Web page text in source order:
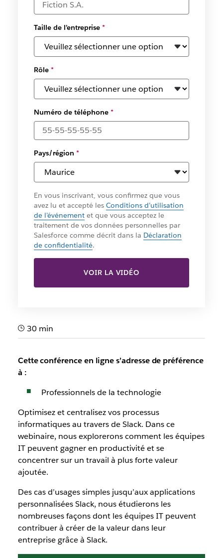
Taille de l’entreprise*
Rôle*
Numéro de téléphone*
Pays/région *
En vous inscrivant, vous confirmez que vous
avez lu et accepté les Conditions d’utilisation
de l’événementet que vous acceptez le
traitement de vos données personnelles par
Salesforce comme décrit dans la Déclaration
de confidentialité.
VOIR LA VIDÉO
30 min
Cette conférence en ligne s’adresse de préférence
à :
Professionnels de la technologie
Optimisez et centralisez vos processus
informatiques au travers de Slack. Dans ce
webinaire, nous explorerons comment les équipes
IT peuvent gagner en productivité et se
concentrer sur un travail à plus forte valeur
ajoutée.
Des cas d’usages simples jusqu’aux applications
personnalisées Slack, nous étudierons les
nombreuses façons dont les équipes IT peuvent
contribuer à créer de la valeur dans leur
entreprise grâce à Slack.